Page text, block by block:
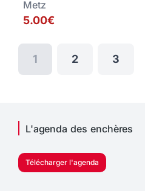
Metz
5.00€
1 2 3
L'agenda des enchères
Télécharger l'agenda